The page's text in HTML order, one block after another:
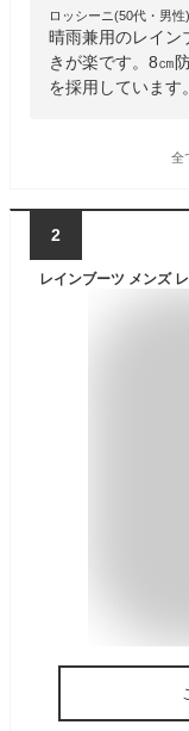
ロッシーニ(50代・男性)
晴雨兼用のレイン
きが楽です。8㎝
を採用しています。
全
2